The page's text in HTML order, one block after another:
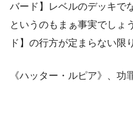
バード】レベルのデッキ
というのもまぁ事実でしょ
ド】の行方が定まらない限
《ハッター・ルピア》、